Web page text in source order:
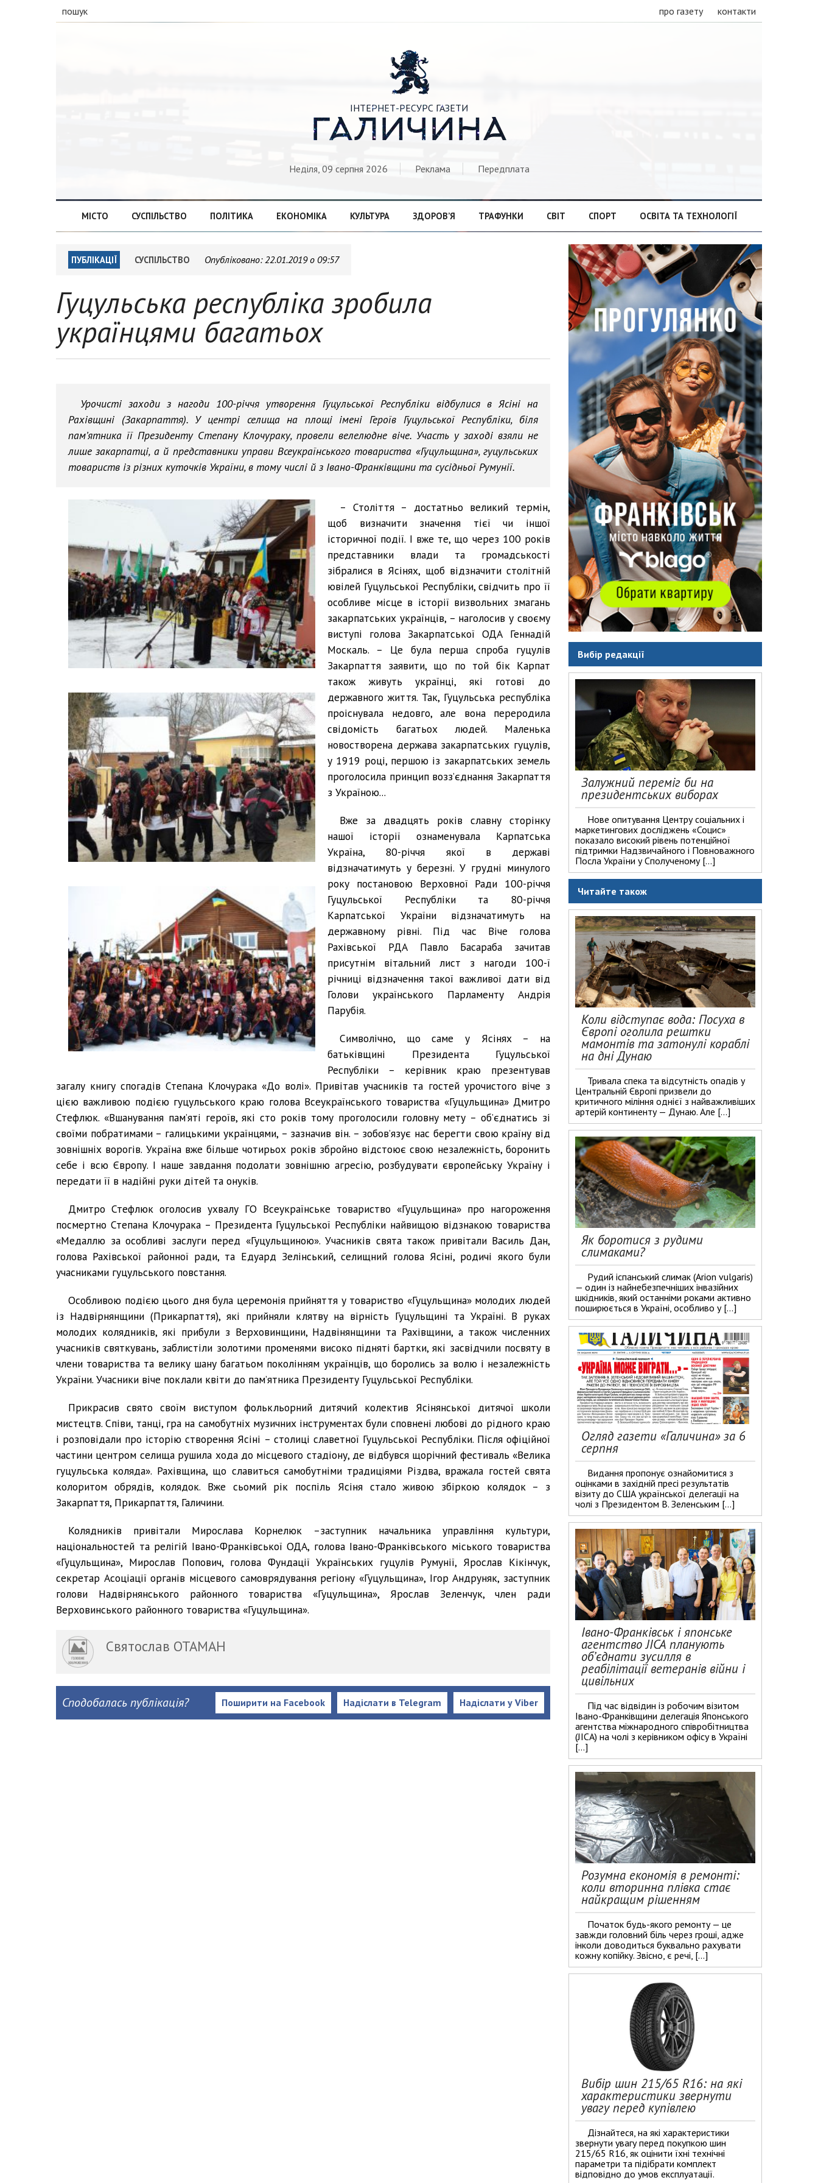
пошук про газету контакти

ІНТЕРНЕТ-РЕСУРС ГАЗЕТИ
ГАЛИЧИНА
Неділя, 09 серпня 2026 Реклама Передплата
МІСТО СУСПІЛЬСТВО ПОЛІТИКА ЕКОНОМІКА КУЛЬТУРА ЗДОРОВ’Я ТРАФУНКИ СВІТ СПОРТ ОСВІТА ТА ТЕХНОЛОГІЇ
ПУБЛІКАЦІЇ СУСПІЛЬСТВО Опубліковано:22.01.2019 о 09:57
Гуцульська республіка зробила
українцями багатьох
Урочисті заходи з нагоди 100-річчя утворення Гуцульської Республіки відбулися в Ясіні на
Рахівщині (Закарпаття). У центрі селища на площі імені Героїв Гуцульської Республіки, біля
пам’ятника її Президенту Степану Клочураку, провели велелюдне віче. Участь у заході взяли не
лише закарпатці, а й представники управи Всеукраїнського товариства «Гуцульщина», гуцульських
товариств із різних куточків України, в тому числі й з Івано-Франківщини та сусідньої Румунії.
– Століття – достатньо великий термін,
щоб визначити значення тієї чи іншої
історичної події. І вже те, що через 100 років
представники влади та громадськості
зібралися в Ясінях, щоб відзначити столітній
ювілей Гуцульської Республіки, свідчить про її
особливе місце в історії визвольних змагань
закарпатських українців, – наголосив у своєму
виступі голова Закарпатської ОДА Геннадій
Москаль. – Це була перша спроба гуцулів
Закарпаття заявити, що по той бік Карпат
також живуть українці, які готові до
державного життя. Так, Гуцульська республіка
проіснувала недовго, але вона переродила
свідомість багатьох людей. Маленька
новостворена держава закарпатських гуцулів,
у 1919 році, першою із закарпатських земель
проголосила принцип возз’єднання Закарпаття
з Україною...
Вже за двадцять років славну сторінку
нашої історії ознаменувала Карпатська
Україна, 80-річчя якої в державі
відзначатимуть у березні. У грудні минулого
року постановою Верховної Ради 100-річчя
Гуцульської Республіки та 80-річчя
Карпатської України відзначатимуть на
державному рівні. Під час Віче голова
Рахівської РДА Павло Басараба зачитав
присутнім вітальний лист з нагоди 100-ї
річниці відзначення такої важливої дати від
Голови українського Парламенту Андрія
Парубія.
Символічно, що саме у Ясінях – на
батьківщині Президента Гуцульської
Республіки – керівник краю презентував
загалу книгу спогадів Степана Клочурака «До волі». Привітав учасників та гостей урочистого віче з
цією важливою подією гуцульського краю голова Всеукраїнського товариства «Гуцульщина» Дмитро
Стефлюк. «Вшанування пам’яті героїв, які сто років тому проголосили головну мету – об’єднатись зі
своїми побратимами – галицькими українцями, – зазначив він. – зобов’язує нас берегти свою країну від
зовнішніх ворогів. Україна вже більше чотирьох років збройно відстоює свою незалежність, боронить
себе і всю Європу. І наше завдання подолати зовнішню агресію, розбудувати європейську Україну і
передати її в надійні руки дітей та онуків.
Дмитро Стефлюк оголосив ухвалу ГО Всеукраїнське товариство «Гуцульщина» про нагороження
посмертно Степана Клочурака – Президента Гуцульської Республіки найвищою відзнакою товариства
«Медаллю за особливі заслуги перед «Гуцульщиною». Учасників свята також привітали Василь Дан,
голова Рахівської районної ради, та Едуард Зелінський, селищний голова Ясіні, родичі якого були
учасниками гуцульського повстання.
Особливою подією цього дня була церемонія прийняття у товариство «Гуцульщина» молодих людей
із Надвірнянщини (Прикарпаття), які прийняли клятву на вірність Гуцульщині та Україні. В руках
молодих колядників, які прибули з Верховинщини, Надвінянщини та Рахівщини, а також численних
учасників святкувань, заблистіли золотими променями високо підняті бартки, які засвідчили посвяту в
члени товариства та велику шану багатьом поколінням українців, що боролись за волю і незалежність
України. Учасники віче поклали квіти до пам’ятника Президенту Гуцульської Республіки.
Прикрасив свято своїм виступом фолькльорний дитячий колектив Ясінянської дитячої школи
мистецтв. Співи, танці, гра на самобутніх музичних інструментах були сповнені любові до рідного краю
і розповідали про історію створення Ясіні – столиці славетної Гуцульської Республіки. Після офіційної
частини центром селища рушила хода до місцевого стадіону, де відбувся щорічний фестиваль «Велика
гуцульська коляда». Рахівщина, що славиться самобутніми традиціями Різдва, вражала гостей свята
колоритом обрядів, колядок. Вже сьомий рік поспіль Ясіня стало живою збіркою колядок – з
Закарпаття, Прикарпаття, Галичини.
Колядників привітали Мирослава Корнелюк –заступник начальника управління культури,
національностей та релігій Івано-Франківської ОДА, голова Івано-Франківського міського товариства
«Гуцульщина», Мирослав Попович, голова Фундації Українських гуцулів Румунії, Ярослав Кікінчук,
секретар Асоціації органів місцевого самоврядування регіону «Гуцульщина», Ігор Андруняк, заступник
голови Надвірнянського районного товариства «Гуцульщина», Ярослав Зеленчук, член ради
Верховинського районного товариства «Гуцульщина».
Святослав ОТАМАН
Сподобалась публікація? Надіслати у Viber
Надіслати в Telegram
Поширити на Facebook
Вибір редакції
Залужний переміг би на
президентських виборах
Нове опитування Центру соціальних і
маркетингових досліджень «Социс»
показало високий рівень потенційної
підтримки Надзвичайного і Повноважного
Посла України у Сполученому […]
Читайте також
Коли відступає вода: Посуха в
Європі оголила рештки
мамонтів та затонулі кораблі
на дні Дунаю
Тривала спека та відсутність опадів у
Центральній Європі призвели до
критичного міління однієї з найважливіших
артерій континенту — Дунаю. Але […]
Як боротися з рудими
слимаками?
Рудий іспанський слимак (Arion vulgaris)
— один із найнебезпечніших інвазійних
шкідників, який останніми роками активно
поширюється в Україні, особливо у […]
Огляд газети «Галичина» за 6
серпня
Видання пропонує ознайомитися з
оцінками в західній пресі результатів
візиту до США української делегації на
чолі з Президентом В. Зеленським […]
Івано-Франківськ і японське
агентство JICA планують
об’єднати зусилля в
реабілітації ветеранів війни і
цивільних
Під час відвідин із робочим візитом
Івано-Франківщини делегація Японського
агентства міжнародного співробітництва
(JICA) на чолі з керівником офісу в Україні
[…]
Розумна економія в ремонті:
коли вторинна плівка стає
найкращим рішенням
Початок будь-якого ремонту — це
завжди головний біль через гроші, адже
інколи доводиться буквально рахувати
кожну копійку. Звісно, є речі, […]
Вибір шин 215/65 R16: на які
характеристики звернути
увагу перед купівлею
Дізнайтеся, на які характеристики
звернути увагу перед покупкою шин
215/65 R16, як оцінити їхні технічні
параметри та підібрати комплект
відповідно до умов експлуатації.